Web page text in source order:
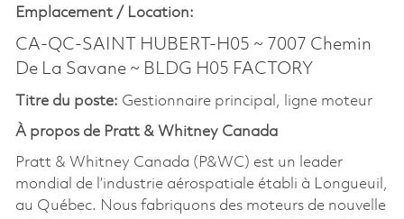
Emplacement / Location:
CA-QC-SAINT HUBERT-H05 ~ 7007 Chemin
De La Savane ~ BLDG H05 FACTORY
Titre du poste: Gestionnaire principal, ligne moteur
À propos de Pratt & Whitney Canada
Pratt & Whitney Canada (P&WC) est un leader
mondial de l’industrie aérospatiale établi à Longueuil,
au Québec. Nous fabriquons des moteurs de nouvelle